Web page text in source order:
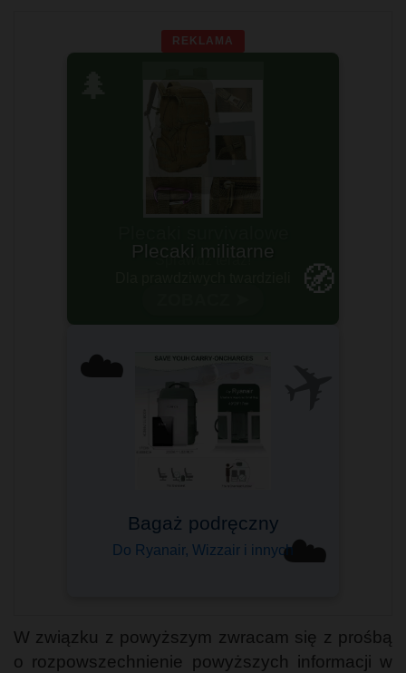
REKLAMA
🧭
Sprawdź teraz!
☁️
☁️
Bagaż podręczny
Do Ryanair, Wizzair i innych
W związku z powyższym zwracam się z prośbą
o rozpowszechnienie powyższych informacji w